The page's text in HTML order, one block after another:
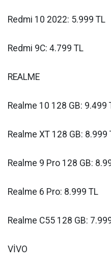
Redmi 10 2022: 5.999 TL
Redmi 9C: 4.799 TL
REALME
Realme 10 128 GB: 9.499
Realme XT 128 GB: 8.999
Realme 9 Pro 128 GB:
Realme 6 Pro: 8.999 TL
Realme C55 128 GB:
VİVO